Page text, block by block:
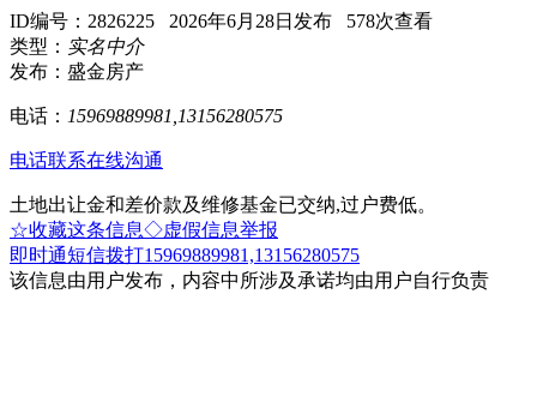
ID编号：2826225 2026年6月28日发布 578次查看
类型： 实名中介
发布：盛金房产
电话： 15969889981,13156280575
电话联系在线沟通
土地出让金和差价款及维修基金已交纳,过户费低。
☆收藏这条信息◇虚假信息举报
即时通短信拨打15969889981,13156280575
该信息由用户发布，内容中所涉及承诺均由用户自行负责